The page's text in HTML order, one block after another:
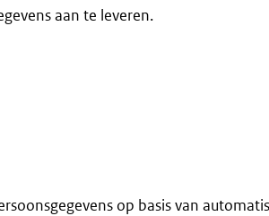
aan te leveren.
op basis van